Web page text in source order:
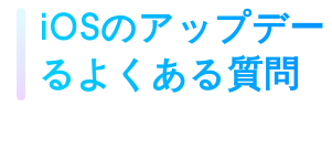
iOSのアップデ
るよくある質問